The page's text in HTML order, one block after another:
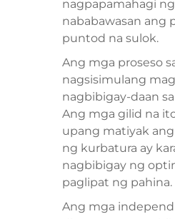
nagpapamahagi
nababawasan ang
puntod na sulok.
Ang mga proseso
nagsisimulang
nagbibigay-daan
Ang mga gilid na
upang matiyak
ng kurbatura ay
nagbibigay ng
paglipat ng pahina.
Ang mga